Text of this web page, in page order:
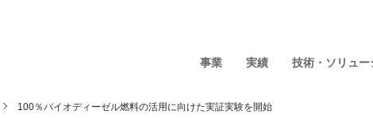
事業 実績 技術・ソリュ
100％バイオディーゼル燃料の活用に向けた実証実験を開始